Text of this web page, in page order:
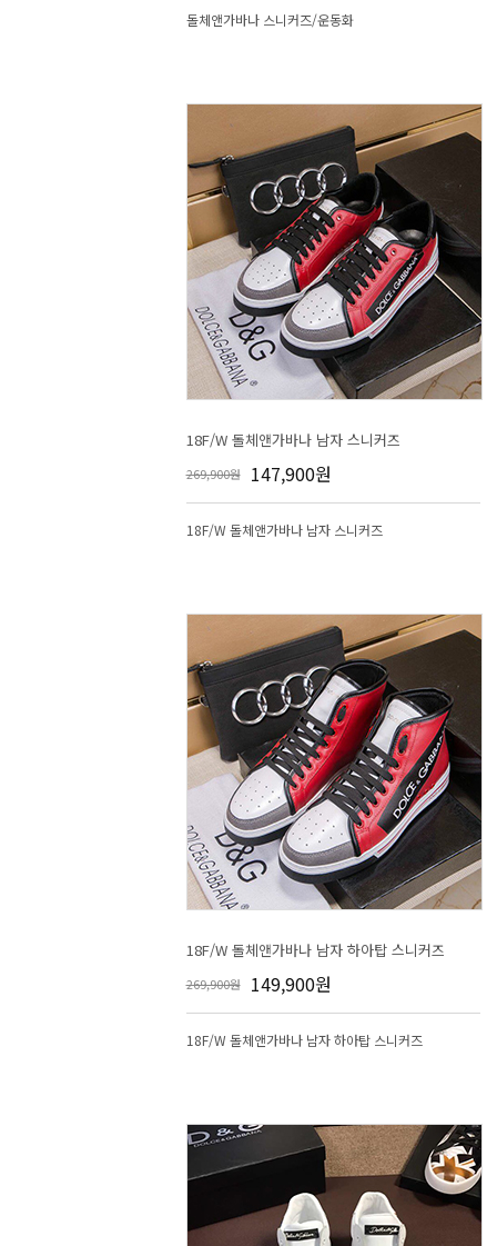
돌체앤가바나 스니커즈/운동화
18F/W 돌체앤가바나 남자 스니커즈
269,900원 147,900원
18F/W 돌체앤가바나 남자 스니커즈
18F/W 돌체앤가바나 남자 하아탑 스니커즈
269,900원 149,900원
18F/W 돌체앤가바나 남자 하아탑 스니커즈